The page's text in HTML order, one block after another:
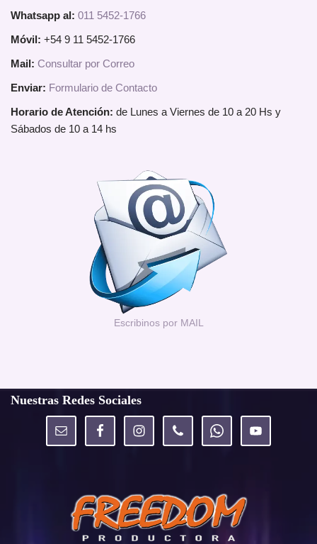
Whatsapp al: 011 5452-1766
Móvil: +54 9 11 5452-1766
Mail: Consultar por Correo
Enviar: Formulario de Contacto
Horario de Atención: de Lunes a Viernes de 10 a 20 Hs y
Sábados de 10 a 14 hs
Escribinos por MAIL
Nuestras Redes Sociales